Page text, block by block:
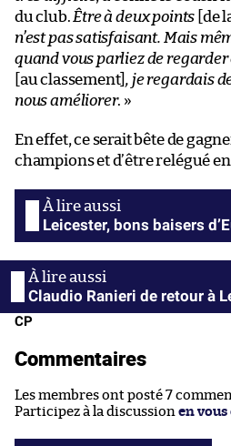
du club. Être à deux points [de
n’est pas satisfaisant. Mais
quand vous parliez de regarder
[au classement], je regardais
nous améliorer. »
En effet, ce serait bête de
champions et d’être relégué
Leicester, bons baisers
Claudio Ranieri de retour à
CP
Commentaires
Les membres ont posté 7
Participez à la discussion en